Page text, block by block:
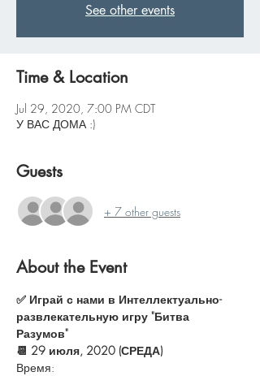
See other events
Time & Location
Jul 29, 2020, 7:00 PM CDT
У ВАС ДОМА :)
Guests
+ 7 other guests
About the Event
✅ Играй с нами в Интеллектуально-
развлекательную игру "Битва
Разумов"
📆 29 июля, 2020 (СРЕДА)
Время: